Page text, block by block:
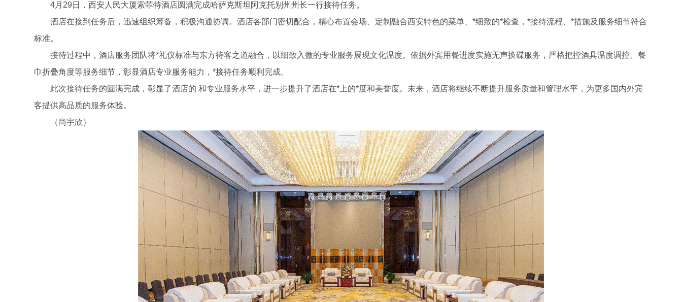
4月29日，西安人民大厦索菲特酒店圆满完成哈萨克斯坦阿克托别州州长一行接待任务。
酒店在接到任务后，迅速组织筹备，积极沟通协调。酒店各部门密切配合，精心布置会场、定制融合西安特色的菜单、*细致的*检查，*接待流程、*措施及服务细节符合
标准。
接待过程中，酒店服务团队将*礼仪标准与东方待客之道融合，以细致入微的专业服务展现文化温度。依据外宾用餐进度实施无声换碟服务，严格把控酒具温度调控、餐
巾折叠角度等服务细节，彰显酒店专业服务能力，*接待任务顺利完成。
此次接待任务的圆满完成，彰显了酒店的 和专业服务水平，进一步提升了酒店在*上的*度和美誉度。未来，酒店将继续不断提升服务质量和管理水平，为更多国内外宾
客提供高品质的服务体验。
（尚宇欣）